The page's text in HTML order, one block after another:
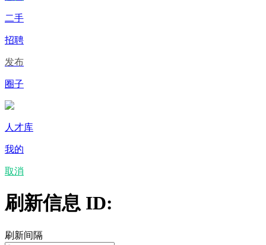
二手
招聘
发布
圈子
人才库
我的
取消
刷新信息 ID:
刷新间隔